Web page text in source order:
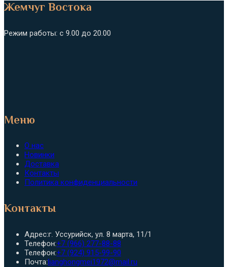
Жемчуг Востока
Режим работы: с 9.00 до 20.00
Меню
О нас
Новинки
Доставка
Контакты
Политика конфиденциальности
Контакты
Адрес:г. Уссурийск, ул. 8 марта, 11/1
Телефон:+7 (966) 277-88-88
вашем
Телефон:+7 (924) 915-99-90
в
Почта:lianghongmei1972@mail.ru